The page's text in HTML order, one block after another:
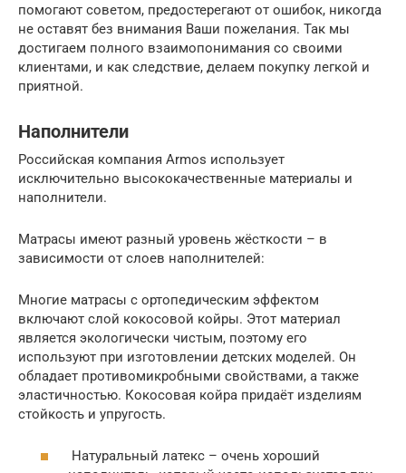
помогают советом, предостерегают от ошибок, никогда
не оставят без внимания Ваши пожелания. Так мы
достигаем полного взаимопонимания со своими
клиентами, и как следствие, делаем покупку легкой и
приятной.
Наполнители
Российская компания Armos использует
исключительно высококачественные материалы и
наполнители.
Матрасы имеют разный уровень жёсткости – в
зависимости от слоев наполнителей:
Многие матрасы с ортопедическим эффектом
включают слой кокосовой койры. Этот материал
является экологически чистым, поэтому его
используют при изготовлении детских моделей. Он
обладает противомикробными свойствами, а также
эластичностью. Кокосовая койра придаёт изделиям
стойкость и упругость.
Натуральный латекс – очень хороший